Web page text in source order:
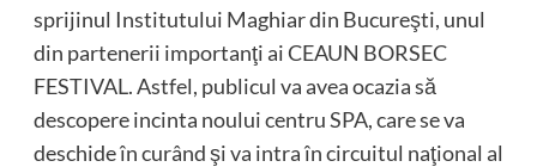
sprijinul Institutului Maghiar din Bucureşti, unul
din partenerii importanţi ai CEAUN BORSEC
FESTIVAL. Astfel, publicul va avea ocazia să
descopere incinta noului centru SPA, care se va
deschide în curând şi va intra în circuitul naţional al